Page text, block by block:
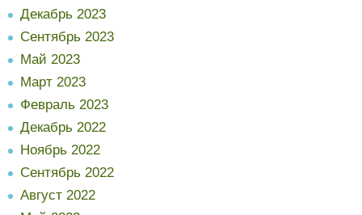
Декабрь 2023
Сентябрь 2023
Май 2023
Март 2023
Февраль 2023
Декабрь 2022
Ноябрь 2022
Сентябрь 2022
Август 2022